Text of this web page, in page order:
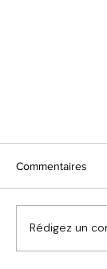
Commentaires
Rédigez un